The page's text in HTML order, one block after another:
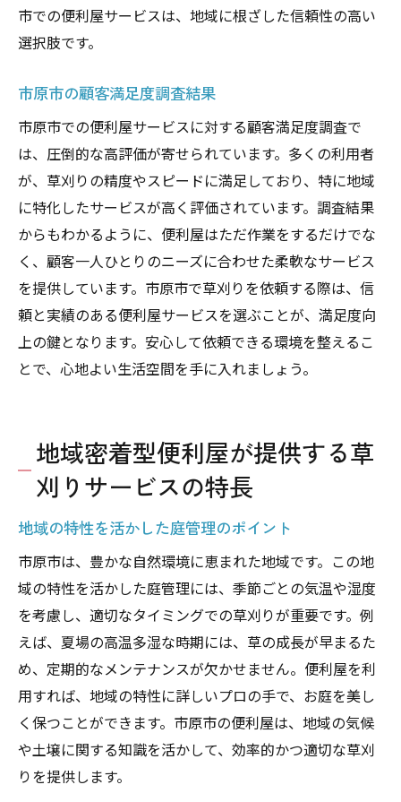
市での便利屋サービスは、地域に根ざした信頼性の高い
選択肢です。
市原市の顧客満足度調査結果
市原市での便利屋サービスに対する顧客満足度調査で
は、圧倒的な高評価が寄せられています。多くの利用者
が、草刈りの精度やスピードに満足しており、特に地域
に特化したサービスが高く評価されています。調査結果
からもわかるように、便利屋はただ作業をするだけでな
く、顧客一人ひとりのニーズに合わせた柔軟なサービス
を提供しています。市原市で草刈りを依頼する際は、信
頼と実績のある便利屋サービスを選ぶことが、満足度向
上の鍵となります。安心して依頼できる環境を整えるこ
とで、心地よい生活空間を手に入れましょう。
地域密着型便利屋が提供する草
刈りサービスの特長
地域の特性を活かした庭管理のポイント
市原市は、豊かな自然環境に恵まれた地域です。この地
域の特性を活かした庭管理には、季節ごとの気温や湿度
を考慮し、適切なタイミングでの草刈りが重要です。例
えば、夏場の高温多湿な時期には、草の成長が早まるた
め、定期的なメンテナンスが欠かせません。便利屋を利
用すれば、地域の特性に詳しいプロの手で、お庭を美し
く保つことができます。市原市の便利屋は、地域の気候
や土壌に関する知識を活かして、効率的かつ適切な草刈
りを提供します。